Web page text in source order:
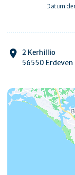
Datum
2 Kerhillio
56550 Erdeven